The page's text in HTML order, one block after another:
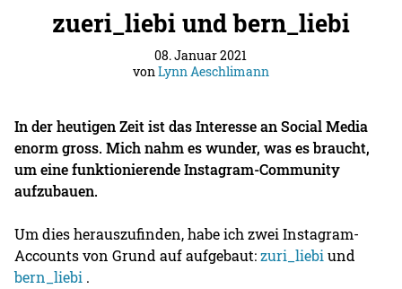
zueri_liebi und bern_liebi
08. Januar 2021
vonLynn Aeschlimann
In der heutigen Zeit ist das Interesse an Social Media
enorm gross. Mich nahm es wunder, was es braucht,
um eine funktionierende Instagram-Community
aufzubauen.
Um dies herauszufinden, habe ich zwei Instagram-
Accounts von Grund auf aufgebaut:zuri_liebiund
bern_liebi .